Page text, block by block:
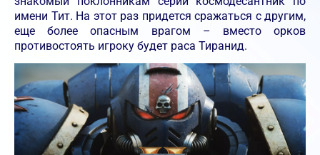
имени Тит. На этот раз придется сражаться с другим,
еще более опасным врагом – вместо орков
противостоять игроку будет раса Тиранид.